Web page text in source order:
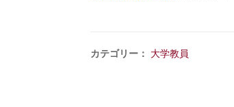
カテゴリー： 大学教員